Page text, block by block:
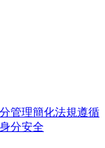
管理簡化法規遵循
分安全